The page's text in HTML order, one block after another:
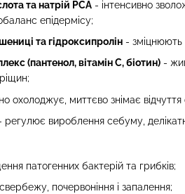
та натрій PCA - інтенсивно
епідермісу;
та гідроксипролін - зміцнюють
(пантенол, вітамін С, біотин) -
охолоджує, миттєво знімає
регулює вироблення себуму,
патогенних бактерій та грибків;
почервоніння і запалення;